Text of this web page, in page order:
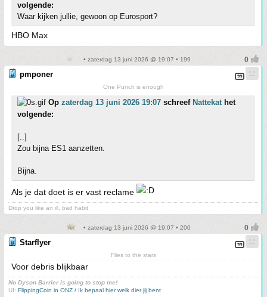
volgende:
Waar kijken jullie, gewoon op Eurosport?
HBO Max
• zaterdag 13 juni 2026 @ 19:07 • 199
pmponer
One Punch is enough
Op zaterdag 13 juni 2026 19:07 schreef Nattekathet
volgende:
[..]
Zou bijna ES1 aanzetten.
Bijna.
Als je dat doet is er vast reclame
Drop you like an ill, bad habit
• zaterdag 13 juni 2026 @ 19:07 • 200
Starflyer
Flies to the stars
Voor debris blijkbaar
No Dyson Barrier is going to stop me!
UI: FlippingCoin in ONZ / Ik bepaal hier welk dier jij bent